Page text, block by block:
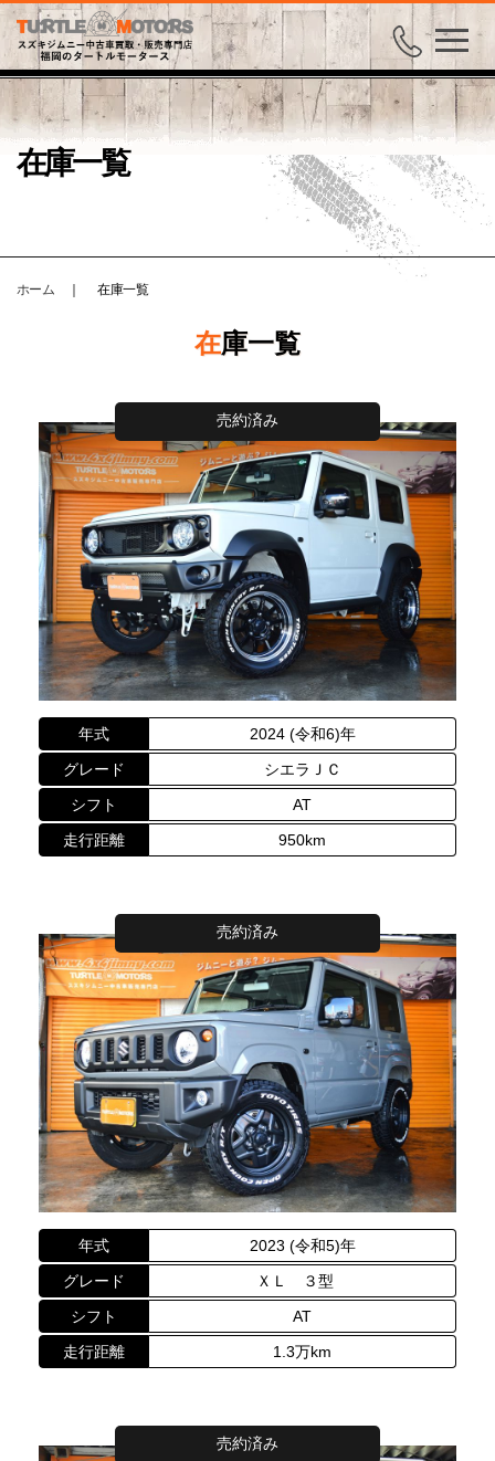
在庫一覧
ホーム 在庫一覧
在庫一覧
売約済み
年式
2024 (令和6)年
グレード
シエラＪＣ
シフト
AT
走行距離
950km
売約済み
年式
2023 (令和5)年
グレード
ＸＬ ３型
シフト
AT
走行距離
1.3万km
売約済み